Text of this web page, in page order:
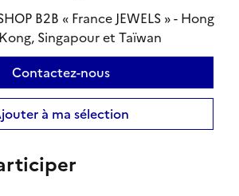
B2B « France JEWELS » - Hong
Kong, Singapour et Taïwan
Contactez-nous
à ma sélection